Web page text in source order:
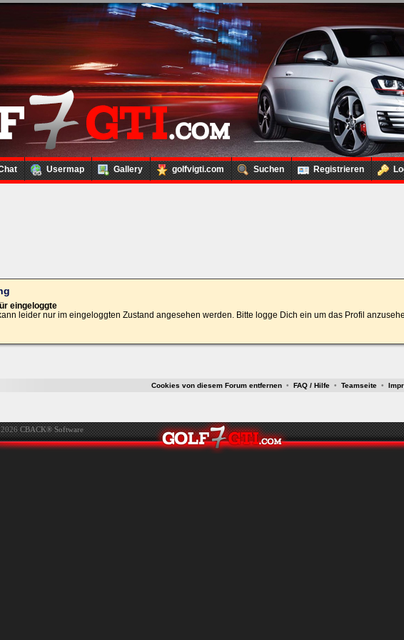
Usermap Gallery golfvigti.com Suchen Registrieren
Loginbox
jedem Besuch
einloggen.
eingeloggte
leider nur im eingeloggten Zustand angesehen werden. Bitte logge Dich ein um das Profil
Cookies von diesem Forum entfernen • FAQ / Hilfe • Teamseite •
2026CBACK® Software